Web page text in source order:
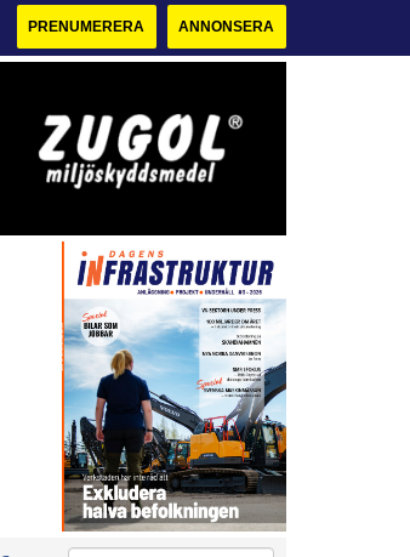
PRENUMERERA ANNONSERA